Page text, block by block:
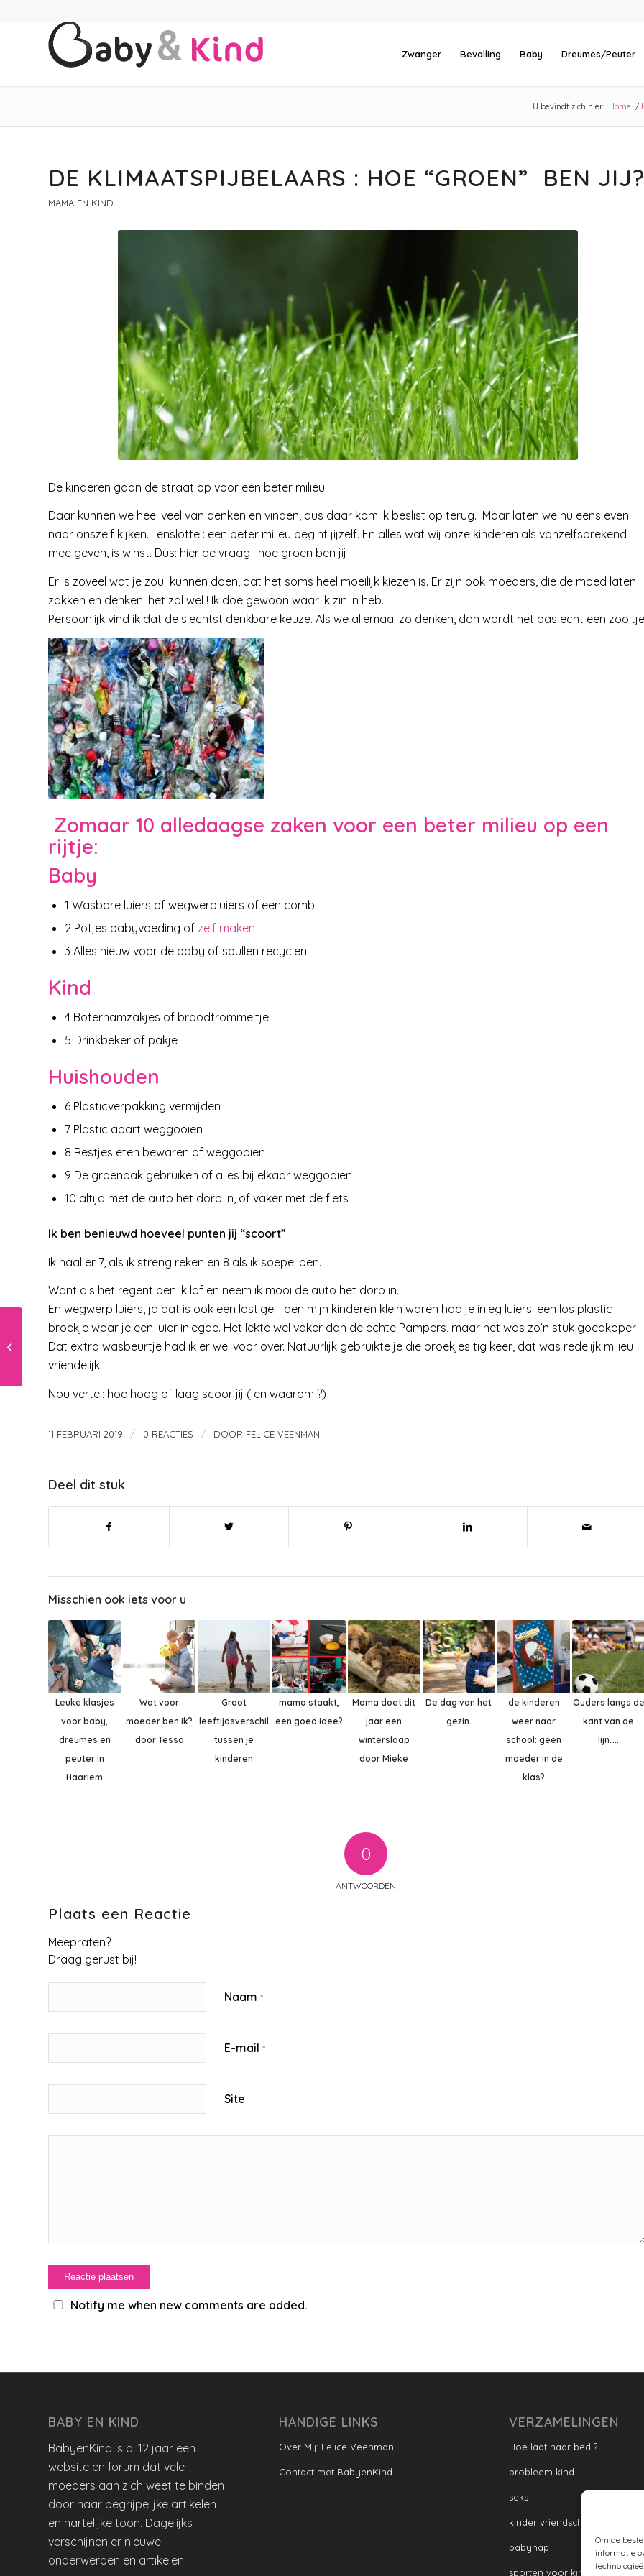
Om de
informatie
Zwanger Bevalling Baby Dreumes/Peuter
U bevindt zich hier: Home /
DE KLIMAATSPIJBELAARS : HOE “GROEN” BEN JIJ?
MAMA EN KIND
De kinderen gaan de straat op voor een beter milieu.
Daar kunnen we heel veel van denken en vinden, dus daar kom ik beslist op terug. Maar laten we nu eens even
naar onszelf kijken. Tenslotte : een beter milieu begint jijzelf. En alles wat wij onze kinderen als vanzelfsprekend
mee geven, is winst. Dus: hier de vraag : hoe groen ben jij
Er is zoveel wat je zou kunnen doen, dat het soms heel moeilijk kiezen is. Er zijn ook moeders, die de moed laten
zakken en denken: het zal wel ! Ik doe gewoon waar ik zin in heb.
Persoonlijk vind ik dat de slechtst denkbare keuze. Als we allemaal zo denken, dan wordt het pas echt een
Zomaar 10 alledaagse zaken voor een beter milieu op een
rijtje:
Baby
1 Wasbare luiers of wegwerpluiers of een combi
2 Potjes babyvoeding of zelf maken
3 Alles nieuw voor de baby of spullen recyclen
Kind
4 Boterhamzakjes of broodtrommeltje
5 Drinkbeker of pakje
Huishouden
6 Plasticverpakking vermijden
7 Plastic apart weggooien
8 Restjes eten bewaren of weggooien
9 De groenbak gebruiken of alles bij elkaar weggooien
10 altijd met de auto het dorp in, of vaker met de fiets
Ik ben benieuwd hoeveel punten jij “scoort”
Ik haal er 7, als ik streng reken en 8 als ik soepel ben.
Want als het regent ben ik laf en neem ik mooi de auto het dorp in…
En wegwerp luiers, ja dat is ook een lastige. Toen mijn kinderen klein waren had je inleg luiers: een los plastic
broekje waar je een luier inlegde. Het lekte wel vaker dan de echte Pampers, maar het was zo’n stuk goedkoper !
Dat extra wasbeurtje had ik er wel voor over. Natuurlijk gebruikte je die broekjes tig keer, dat was redelijk milieu
vriendelijk
Nou vertel: hoe hoog of laag scoor jij ( en waarom ?)
11 FEBRUARI 2019 / 0 REACTIES / DOOR FELICE VEENMAN
Deel dit stuk
Misschien ook iets voor u
Leuke klasjes
voor baby,
dreumes en
peuter in
Haarlem
Wat voor
moeder ben ik?
door Tessa
Groot
leeftijdsverschil
tussen je
kinderen
mama staakt,
een goed idee?
Mama doet dit
jaar een
winterslaap
door Mieke
De dag van het
gezin.
de kinderen
weer naar
school: geen
moeder in de
klas?
Ouders langs de
kant van de
lijn…..
0
ANTWOORDEN
Plaats een Reactie
Meepraten?
Draag gerust bij!
Naam *
E-mail *
Site
Notify me when new comments are added.
BABY EN KIND
BabyenKind is al 12 jaar een
website en forum dat vele
moeders aan zich weet te binden
door haar begrijpelijke artikelen
en hartelijke toon. Dagelijks
verschijnen er nieuwe
onderwerpen en artikelen.
HANDIGE LINKS
Over Mij: Felice Veenman
Contact met BabyenKind
VERZAMELINGEN
Hoe laat naar bed ?
probleem kind
seks
kinder vriendschap
babyhap
sporten voor kinderen
Grenzen stellen in de
opvoeding: kan het
zonder nee zeggen?